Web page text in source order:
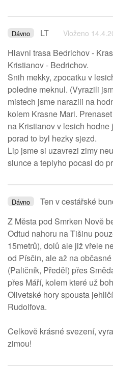
Dávno LT Vloženo
Hlavni trasa Bedrichov -
Kristianov - Bedrichov.
Snih mekky, zpocatku v
poledne meknul. (Vyrazili
mistech jsme narazili na
kolem Krasne Mari.
na Kristianov v lesich
porad to byl hezky sjezd.
Lip jsme si uzavrezi zimy
slunce a teplyho pocasi do
Dávno Ten v cestářské
Z Města pod Smrken Nově
Odtud nahoru na Tišinu
15metrů), dolů ale již vřele
od Písčin, ale až na
(Paličník, Předěl) přes
přes Máří, kolem které už
Olivetské hory spousta
Rudolfova.
Celkově krásné svezení,
zimou!